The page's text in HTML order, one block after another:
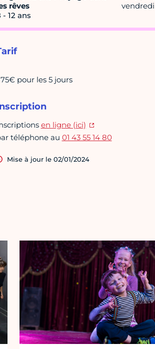
rêves
- 12 ans
vendredi
pour les 5 jours
en ligne (ici)
téléphone au 01 43 55 14 80
Mise à jour le 02/01/2024